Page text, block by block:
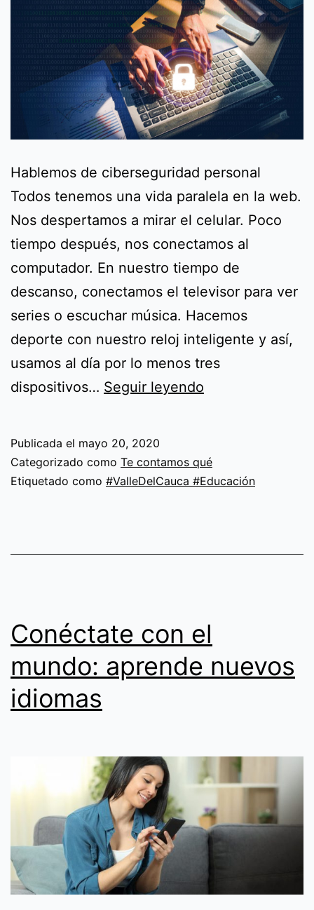
Hablemos de ciberseguridad personal
Todos tenemos una vida paralela en la web.
Nos despertamos a mirar el celular. Poco
tiempo después, nos conectamos al
computador. En nuestro tiempo de
descanso, conectamos el televisor para ver
series o escuchar música. Hacemos
deporte con nuestro reloj inteligente y así,
usamos al día por lo menos tres
dispositivos… Seguir leyendo
personal
Publicada el mayo 20, 2020
Categorizado como Te contamos qué
Etiquetado como #ValleDelCauca #Educación
Conéctate con el
mundo: aprende nuevos
idiomas